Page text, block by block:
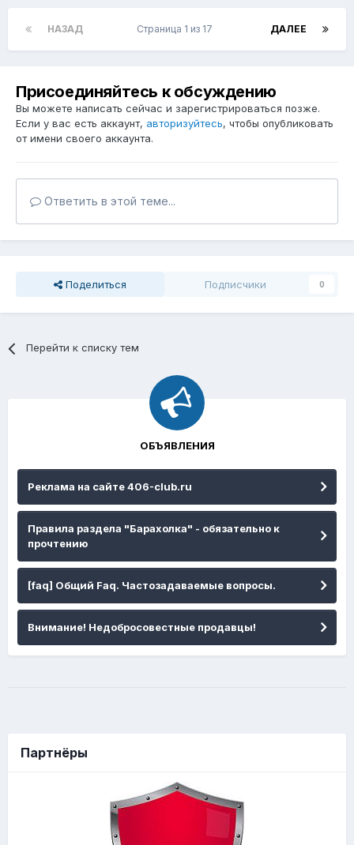
НАЗАД ДАЛЕЕ
Страница 1 из 17
Присоединяйтесь к обсуждению
Вы можете написать сейчас и зарегистрироваться позже.
Если у вас есть аккаунт, авторизуйтесь, чтобы опубликовать
от имени своего аккаунта.
Ответить в этой теме...
Поделиться Подписчики 0
Перейти к списку тем
ОБЪЯВЛЕНИЯ
Реклама на сайте 406-club.ru
Правила раздела "Барахолка" - обязательно к
прочтению
[faq] Общий Faq. Частозадаваемые вопросы.
Внимание! Недобросовестные продавцы!
Партнёры